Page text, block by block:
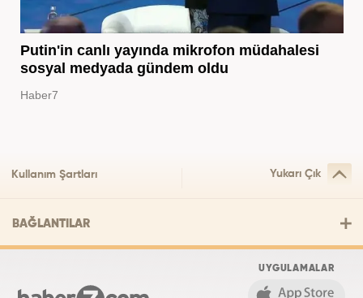
Putin'in canlı yayında mikrofon müdahalesi
sosyal medyada gündem oldu
Haber7
Kullanım Şartları Yukarı Çık
BAĞLANTILAR
UYGULAMALAR